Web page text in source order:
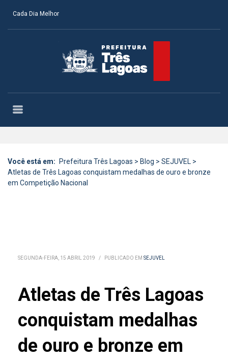
Cada Dia Melhor
Você está em: Prefeitura Três Lagoas > Blog > SEJUVEL >
Atletas de Três Lagoas conquistam medalhas de ouro e bronze
em Competição Nacional
SEGUNDA-FEIRA, 15 ABRIL 2019 / PUBLICADO EM SEJUVEL
Atletas de Três Lagoas
conquistam medalhas
de ouro e bronze em